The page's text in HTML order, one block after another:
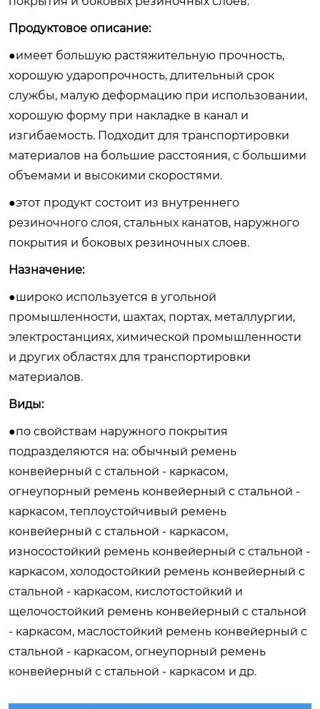
Продуктовое описание:
●имеет большую растяжительную прочность,
хорошую ударопрочность, длительный срок
службы, малую деформацию при использовании,
хорошую форму при накладке в канал и
изгибаемость. Подходит для транспортировки
материалов на большие расстояния, с большими
объемами и высокими скоростями.
●этот продукт состоит из внутреннего
резиночного слоя, стальных канатов, наружного
покрытия и боковых резиночных слоев.
Назначение:
●широко используется в угольной
промышленности, шахтах, портах, металлургии,
электростанциях, химической промышленности
и других областях для транспортировки
материалов.
Виды:
●по свойствам наружного покрытия
подразделяются на: обычный ремень
конвейерный с стальной - каркасом,
огнеупорный ремень конвейерный с стальной -
каркасом, теплоустойчивый ремень
конвейерный с стальной - каркасом,
износостойкий ремень конвейерный с стальной -
каркасом, холодостойкий ремень конвейерный с
стальной - каркасом, кислотостойкий и
щелочостойкий ремень конвейерный с стальной
- каркасом, маслостойкий ремень конвейерный с
стальной - каркасом, огнеупорный ремень
конвейерный с стальной - каркасом и др.